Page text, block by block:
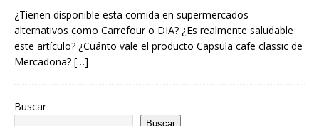
¿Tienen disponible esta comida en supermercados
alternativos como Carrefour o DIA? ¿Es realmente saludable
este artículo? ¿Cuánto vale el producto Capsula cafe classic de
Mercadona? […]
Buscar
Buscar